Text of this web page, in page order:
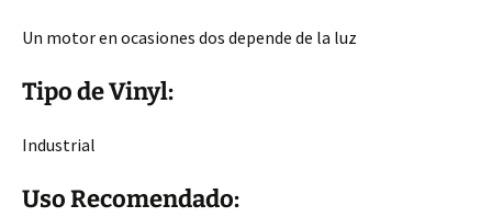
Un motor en ocasiones dos depende de la luz
Tipo de Vinyl:
Industrial
Uso Recomendado: